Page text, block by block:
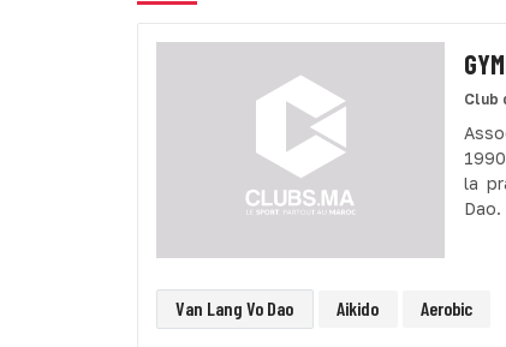
Club
la
Dao.
Van Lang Vo Dao Aikido Aerobic